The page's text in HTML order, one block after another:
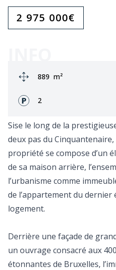
2 975 000€
Zone:
889 m²
Façades:
2
Sise le long de la
deux pas du
propriété se compose d’un
de sa maison arrière,
l’urbanisme comme
de l’appartement du dernier
logement.
Derrière une façade de
un ouvrage consacré aux
étonnantes de Bruxelles,